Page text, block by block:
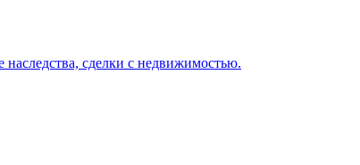
сделки с недвижимостью.